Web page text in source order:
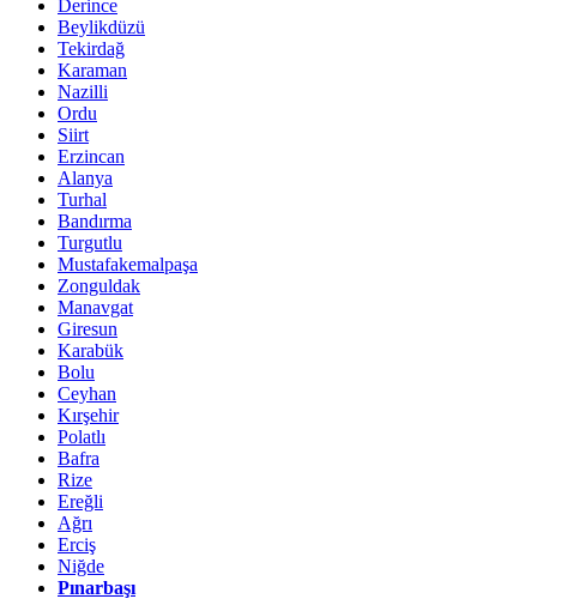
Derince
Beylikdüzü
Tekirdağ
Karaman
Nazilli
Ordu
Siirt
Erzincan
Alanya
Turhal
Bandırma
Turgutlu
Mustafakemalpaşa
Zonguldak
Manavgat
Giresun
Karabük
Bolu
Ceyhan
Kırşehir
Polatlı
Bafra
Rize
Ereğli
Ağrı
Erciş
Niğde
Pınarbaşı